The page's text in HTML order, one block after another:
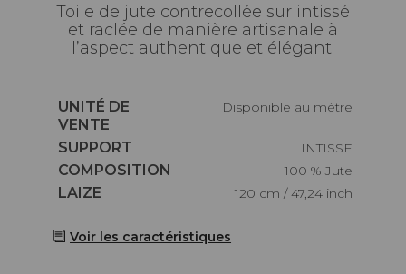
Toile de jute contrecollée sur intissé
et raclée de manière artisanale à
l’aspect authentique et élégant.
Caractéristiques
UNITÉ DE
VENTE
Disponible au mètre
Caractéristiques
SUPPORT
INTISSE
Caractéristiques
COMPOSITION
100 % Jute
Caractéristiques
LAIZE 120 cm / 47,24 inch
Voir les caractéristiques